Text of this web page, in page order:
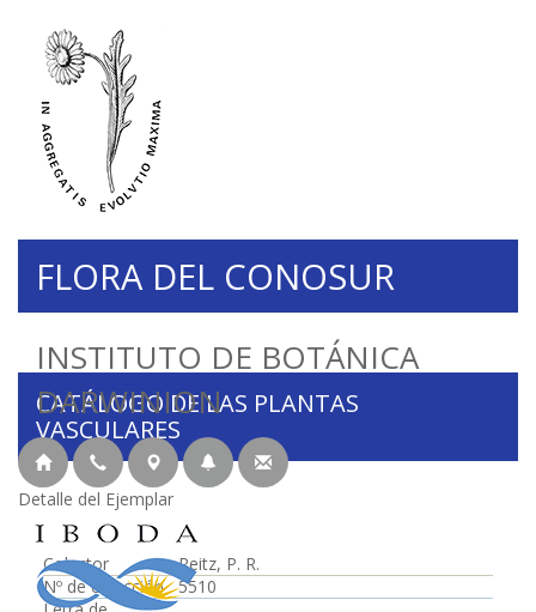
INSTITUTO DE BOTÁNICA
DARWINION
FLORA DEL CONOSUR
CATÁLOGO DE LAS PLANTAS
VASCULARES
Detalle del Ejemplar
Colector
Reitz, P. R.
Nº de colección
5510